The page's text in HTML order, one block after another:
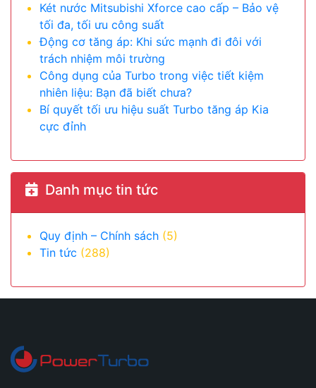
Két nước Mitsubishi Xforce cao cấp – Bảo vệ
tối đa, tối ưu công suất
Động cơ tăng áp: Khi sức mạnh đi đôi với
trách nhiệm môi trường
Công dụng của Turbo trong việc tiết kiệm
nhiên liệu: Bạn đã biết chưa?
Bí quyết tối ưu hiệu suất Turbo tăng áp Kia
cực đỉnh
Danh mục tin tức
Quy định – Chính sách (5)
Tin tức (288)